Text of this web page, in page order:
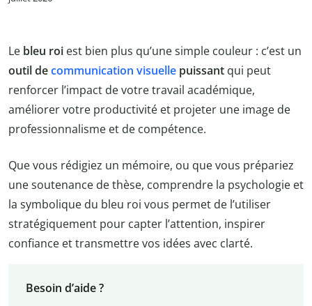
Le bleu roi est bien plus qu’une simple couleur : c’est un
outil decommunication visuelle puissant qui peut
renforcer l’impact de votre travail académique,
améliorer votre productivité et projeter une image de
professionnalisme et de compétence.
Que vous rédigiez un mémoire, ou que vous prépariez
une soutenance de thèse, comprendre la psychologie et
la symbolique du bleu roi vous permet de l’utiliser
stratégiquement pour capter l’attention, inspirer
confiance et transmettre vos idées avec clarté.
Besoin d’aide ?